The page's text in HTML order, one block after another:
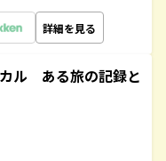
詳細を見る
ル ある旅の記録と